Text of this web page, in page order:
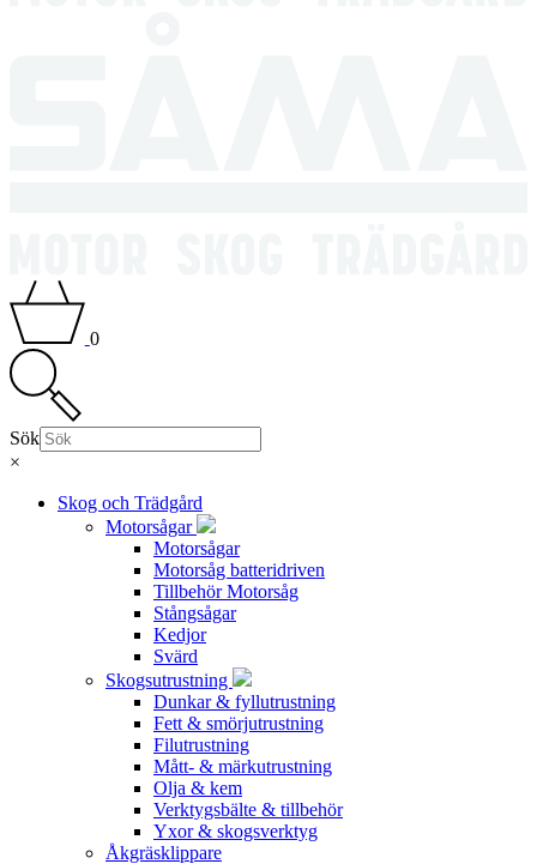
0
Sök
×
Skog och Trädgård
Motorsågar
Motorsågar
Motorsåg batteridriven
Tillbehör Motorsåg
Stångsågar
Kedjor
Svärd
Skogsutrustning
Dunkar & fyllutrustning
Fett & smörjutrustning
Filutrustning
Mått- & märkutrustning
Olja & kem
Verktygsbälte & tillbehör
Yxor & skogsverktyg
Åkgräsklippare